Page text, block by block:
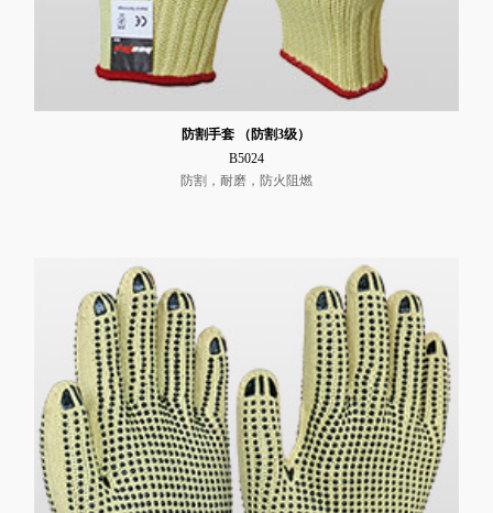
防割手套 （防割3级）
B5024
防割，耐磨，防火阻燃